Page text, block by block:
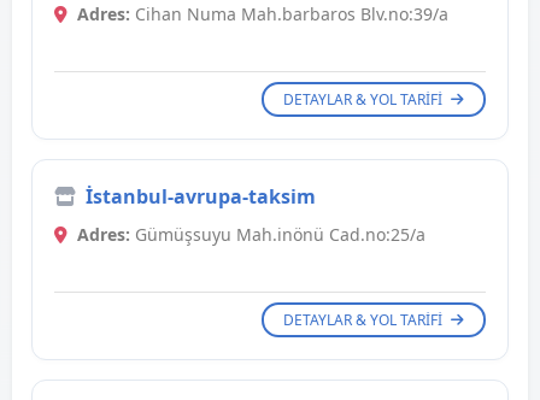
Adres: Cihan Numa Mah.barbaros Blv.no:39/a
DETAYLAR & YOL TARIFI
İstanbul-avrupa-taksim
Adres: Gümüşsuyu Mah.inönü Cad.no:25/a
DETAYLAR & YOL TARIFI